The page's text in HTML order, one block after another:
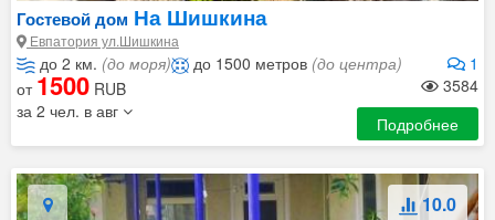
Гостевой дом На Шишкина
Евпатория ул.Шишкина
до 2 км. (до моря) 1
до 1500 метров (до центра)
3584
от 1500 RUB
за 2 чел. в авг
Подробнее
10.0